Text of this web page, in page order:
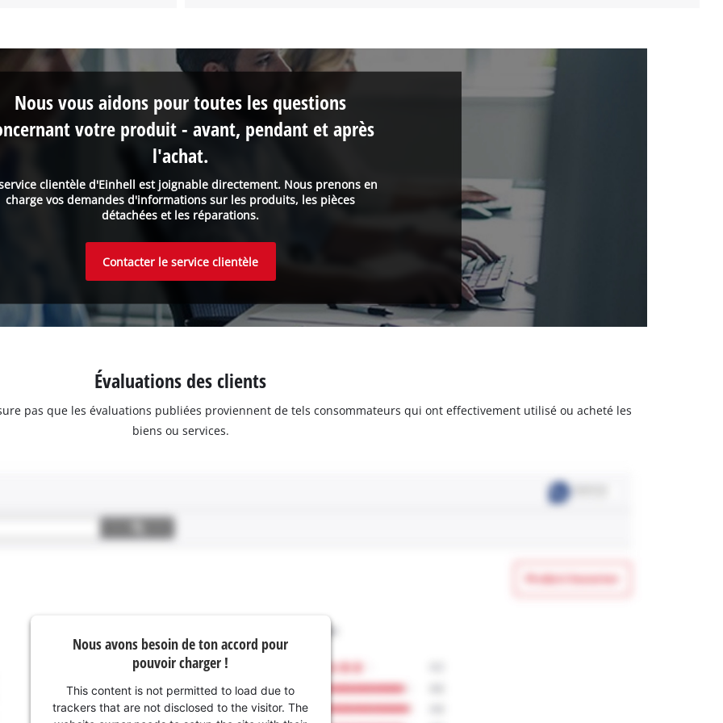
clientèle d'Einhell est joignable directement. Nous prenons en
charge vos demandes d'informations sur les produits, les pièces
détachées et les réparations.
Nous vous aidons pour toutes les questions
votre produit - avant, pendant et après
l'achat.
Contacter le service clientèle
Évaluations des clients
pas que les évaluations publiées proviennent de tels consommateurs qui ont effectivement utilisé ou acheté les
biens ou services.
Nous avons besoin de ton accord pour
pouvoir charger !
This content is not permitted to load due to
trackers that are not disclosed to the visitor. The